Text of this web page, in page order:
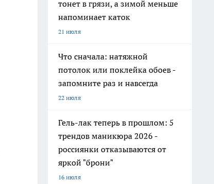
тонет в грязи, а зимой меньше
напоминает каток
21 июля
Что сначала: натяжной
потолок или поклейка обоев -
запомните раз и навсегда
22 июля
Гель-лак теперь в прошлом: 5
трендов маникюра 2026 -
россиянки отказываются от
яркой "брони"
16 июля